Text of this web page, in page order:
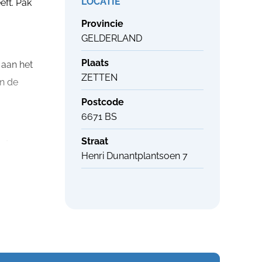
Provincie
GELDERLAND
Plaats
ZETTEN
Postcode
6671 BS
Straat
Henri Dunantplantsoen 7
Pak
het
de
ook